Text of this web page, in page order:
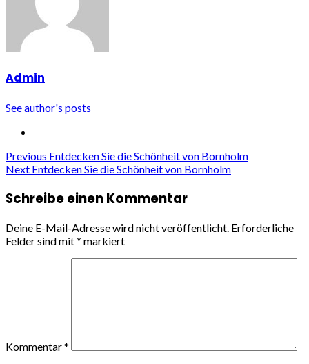
Admin
See author's posts
Continue
Previous Entdecken Sie die Schönheit von Bornholm
Next Entdecken Sie die Schönheit von Bornholm
Schreibe einen Kommentar
Deine E-Mail-Adresse wird nicht veröffentlicht. Erforderliche
Felder sind mit* markiert
Kommentar*